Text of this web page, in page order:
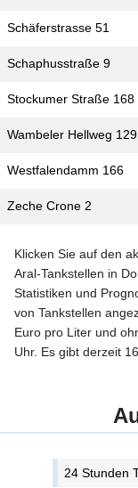
Schäferstrasse 51
Schaphusstraße 9
Stockumer Straße 168
Wambeler Hellweg 129
Westfalendamm 166
Zeche Crone 2
Klicken Sie auf den
Aral-Tankstellen in
Statistiken und
von Tankstellen
Euro pro Liter und
Uhr. Es gibt derzeit
24 Stunden